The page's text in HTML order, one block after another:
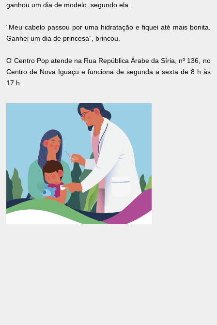
ganhou um dia de modelo, segundo ela.
“Meu cabelo passou por uma hidratação e fiquei até mais bonita.
Ganhei um dia de princesa”, brincou.
O Centro Pop atende na Rua República Árabe da Síria, nº 136, no
Centro de Nova Iguaçu e funciona de segunda a sexta de 8 h às
17 h.